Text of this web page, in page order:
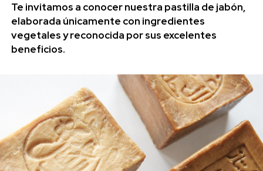
Te invitamos a conocer nuestra pastilla de jabón,
elaborada únicamente con ingredientes
vegetales y reconocida por sus excelentes
beneficios.